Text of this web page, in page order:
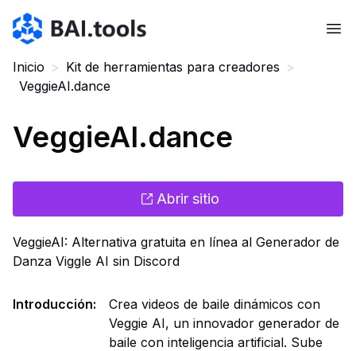
Bai.tools
Inicio > Kit de herramientas para creadores >
VeggieAI.dance
VeggieAI.dance
Abrir sitio
VeggieAI: Alternativa gratuita en línea al Generador de
Danza Viggle AI sin Discord
Introducción:
Crea videos de baile dinámicos con
Veggie AI, un innovador generador de
baile con inteligencia artificial. Sube